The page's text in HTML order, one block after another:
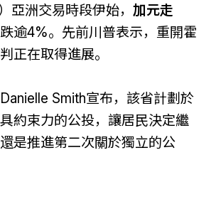
亞洲交易時段伊始， 加元走
逾4%。先前川普表示，重開霍
正在取得進展。
Smith宣布，該省計劃於
約束力的公投，讓居民決定繼
是推進第二次關於獨立的公